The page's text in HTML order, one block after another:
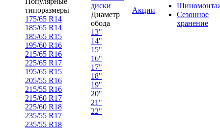
типоразмеры
175/65 R14
185/65 R14
185/65 R15
195/60 R16
215/65 R16
225/65 R17
195/65 R15
205/55 R16
215/55 R16
215/60 R17
225/60 R18
235/55 R17
235/55 R18
диски
Диаметр
обода
13"
14"
15"
16"
17"
18"
19"
20"
21"
22"
Акции
Сезонное
хранение